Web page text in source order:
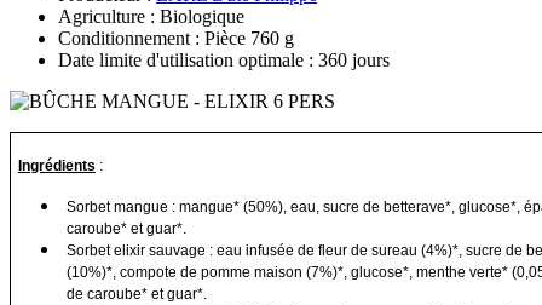
Agriculture : Biologique
Conditionnement : Pièce 760 g
Date limite d'utilisation optimale : 360 jours
Ingrédients :
Sorbet mangue : mangue* (50%), eau, sucre de betterave*, glucose*,
caroube* et guar*.
Sorbet elixir sauvage : eau infusée de fleur de sureau (4%)*, sucre de
(10%)*, compote de pomme maison (7%)*, glucose*, menthe verte*
de caroube* et guar*.